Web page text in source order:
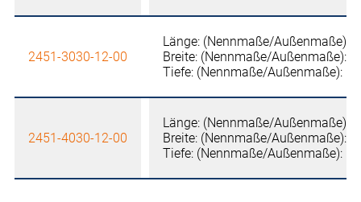
2451-3030-12-00
Länge: (Nennmaße/Außenmaße):
Breite: (Nennmaße/Außenmaße):
Tiefe: (Nennmaße/Außenmaße):
2451-4030-12-00
Länge: (Nennmaße/Außenmaße):
Breite: (Nennmaße/Außenmaße):
Tiefe: (Nennmaße/Außenmaße):